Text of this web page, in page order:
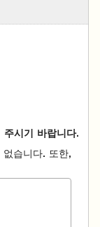
주시기 바랍니다.
습니다. 또한,